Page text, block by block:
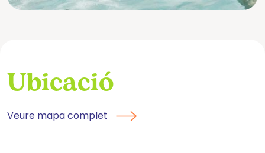
Ubicació
Veure mapa complet